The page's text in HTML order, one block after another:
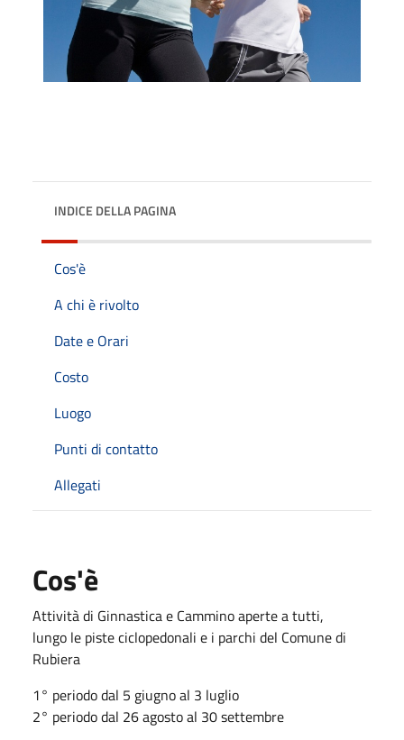
INDICE DELLA PAGINA
Cos'è
A chi è rivolto
Date e Orari
Costo
Luogo
Punti di contatto
Allegati
Cos'è
Attività di Ginnastica e Cammino aperte a tutti,
lungo le piste ciclopedonali e i parchi del Comune di
Rubiera
1° periodo dal 5 giugno al 3 luglio
2° periodo dal 26 agosto al 30 settembre